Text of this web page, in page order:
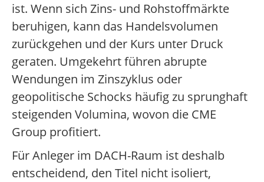
ist. Wenn sich Zins- und Rohstoffmärkte
beruhigen, kann das Handelsvolumen
zurückgehen und der Kurs unter Druck
geraten. Umgekehrt führen abrupte
Wendungen im Zinszyklus oder
geopolitische Schocks häufig zu sprunghaft
steigenden Volumina, wovon die CME
Group profitiert.
Für Anleger im DACH-Raum ist deshalb
entscheidend, den Titel nicht isoliert,